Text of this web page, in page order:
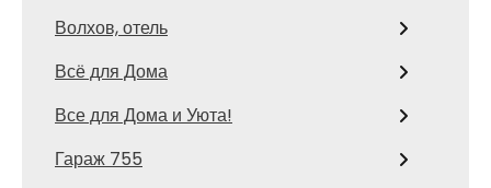
Волхов, отель
Всё для Дома
Все для Дома и Уюта!
Гараж 755